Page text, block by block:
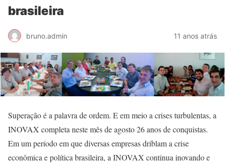
brasileira
bruno.admin 11 anos atrás
Superação é a palavra de ordem. E em meio a crises turbulentas, a
INOVAX completa neste mês de agosto 26 anos de conquistas.
Em um período em que diversas empresas driblam a crise
econômica e política brasileira, a INOVAX continua inovando e